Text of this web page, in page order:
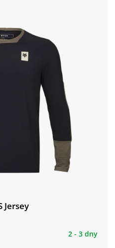
Jersey
2 - 3 dny